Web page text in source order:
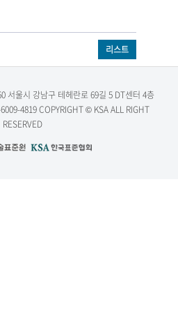
리스트
서울시 강남구 테헤란로 69길 5 DT센터 4층
4819 COPYRIGHT © KSA ALL RIGHT
RESERVED